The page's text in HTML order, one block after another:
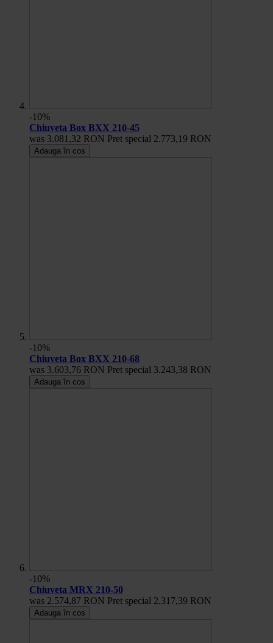
-10%
Chiuveta Box BXX 210-45
was 3.081,32 RON Pret special 2.773,19 RON
Adauga în cos
-10%
Chiuveta Box BXX 210-68
was 3.603,76 RON Pret special 3.243,38 RON
Adauga în cos
-10%
Chiuveta MRX 210-50
was 2.574,87 RON Pret special 2.317,39 RON
Adauga în cos